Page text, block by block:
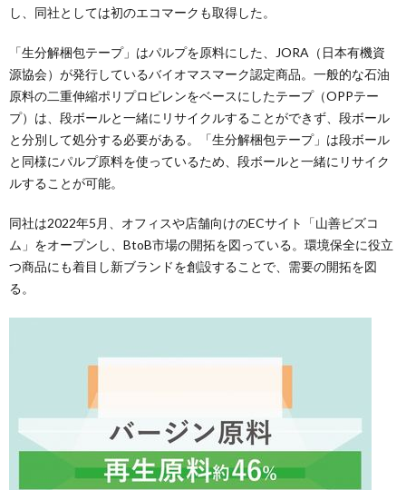
し、同社としては初のエコマークも取得した。
「生分解梱包テープ」はパルプを原料にした、JORA（日本有機資
源協会）が発行しているバイオマスマーク認定商品。一般的な石油
原料の二重伸縮ポリプロピレンをベースにしたテープ（OPPテー
プ）は、段ボールと一緒にリサイクルすることができず、段ボール
と分別して処分する必要がある。「生分解梱包テープ」は段ボール
と同様にパルプ原料を使っているため、段ボールと一緒にリサイク
ルすることが可能。
同社は2022年5月、オフィスや店舗向けのECサイト「山善ビズコ
ム」をオープンし、BtoB市場の開拓を図っている。環境保全に役立
つ商品にも着目し新ブランドを創設することで、需要の開拓を図
る。